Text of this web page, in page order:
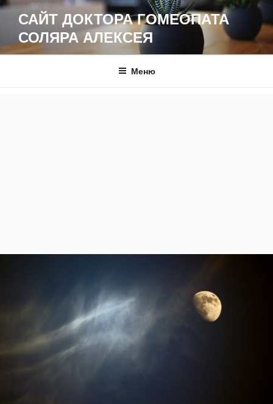
Перейти
содержимому
САЙТ ДОКТОРА ГОМЕОПАТА
СОЛЯРА АЛЕКСЕЯ
Меню